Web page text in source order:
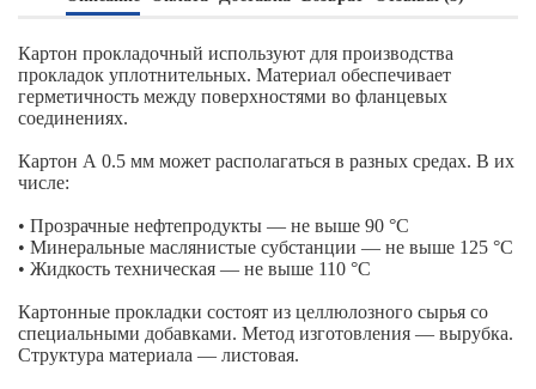
Картон прокладочный используют для производства
прокладок уплотнительных. Материал обеспечивает
герметичность между поверхностями во фланцевых
соединениях.
Картон А 0.5 мм может располагаться в разных средах. В их
числе:
• Прозрачные нефтепродукты — не выше 90 °С
• Минеральные маслянистые субстанции — не выше 125 °С
• Жидкость техническая — не выше 110 °С
Картонные прокладки состоят из целлюлозного сырья со
специальными добавками. Метод изготовления — вырубка.
Структура материала — листовая.